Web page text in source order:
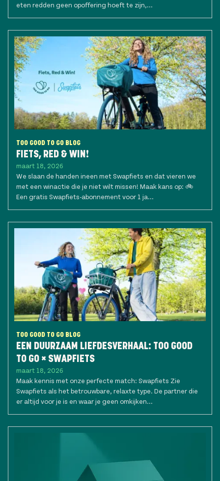
eten redden geen opoffering hoeft te zijn,...
TOO GOOD TO GO BLOG
FIETS, RED & WIN!
maart 18, 2026
We slaan de handen ineen met Swapfiets en dat vieren we
met een winactie die je niet wilt missen! Maak kans op: 🚲
Een gratis Swapfiets-abonnement voor 1 ja...
TOO GOOD TO GO BLOG
EEN DUURZAAM LIEFDESVERHAAL: TOO GOOD
TO GO × SWAPFIETS
maart 18, 2026
Maak kennis met onze perfecte match: Swapfiets Zie
Swapfiets als het betrouwbare, relaxte type. De partner die
er altijd voor je is en waar je geen omkijken...